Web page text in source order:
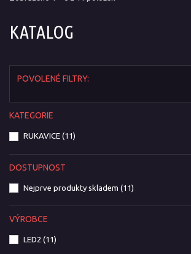
KATALOG
POVOLENÉ FILTRY:
KATEGORIE
RUKAVICE (11)
DOSTUPNOST
Nejprve produkty skladem (11)
VÝROBCE
LED2 (11)